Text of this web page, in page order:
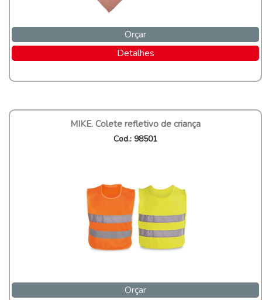
Orçar
Detalhes
MIKE. Colete refletivo de criança
Cod.: 98501
Orçar